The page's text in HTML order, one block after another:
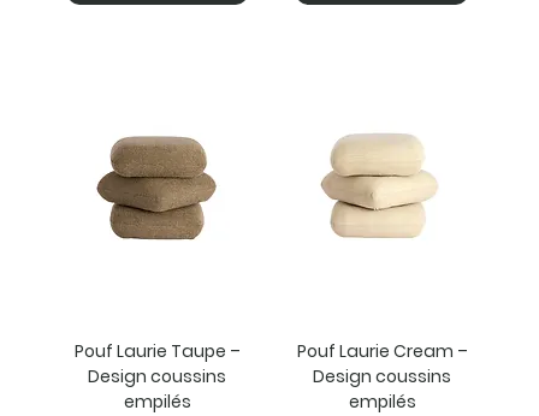
Pouf Laurie Taupe –
Design coussins
empilés
Pouf Laurie Cream –
Design coussins
empilés